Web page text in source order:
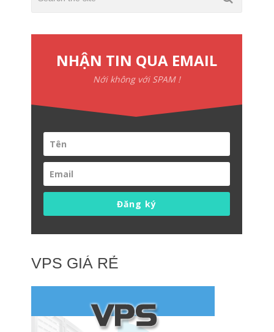
NHẬN TIN QUA EMAIL
Nới không với SPAM !
Đăng ký
VPS GIÁ RẺ